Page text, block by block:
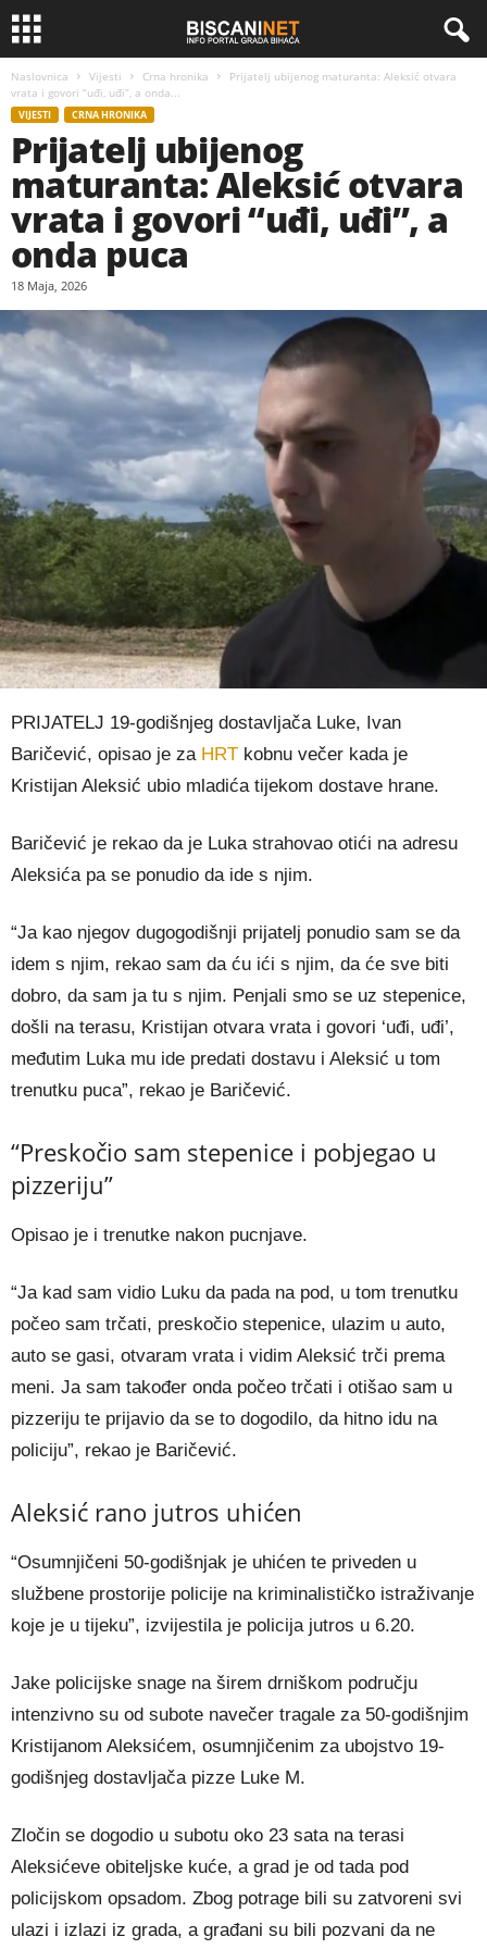
Naslovnica Vijesti Crna hronika
Prijatelj ubijenog maturanta: Aleksić otvara
vrata i govori “uđi, uđi”, a onda...
VIJESTI CRNA HRONIKA
Prijatelj ubijenog
maturanta: Aleksić otvara
vrata i govori “uđi, uđi”, a
onda puca
18 Maja, 2026
PRIJATELJ 19-godišnjeg dostavljača Luke, Ivan
Baričević, opisao je za HRT kobnu večer kada je
Kristijan Aleksić ubio mladića tijekom dostave hrane.
Baričević je rekao da je Luka strahovao otići na adresu
Aleksića pa se ponudio da ide s njim.
“Ja kao njegov dugogodišnji prijatelj ponudio sam se da
idem s njim, rekao sam da ću ići s njim, da će sve biti
dobro, da sam ja tu s njim. Penjali smo se uz stepenice,
došli na terasu, Kristijan otvara vrata i govori ‘uđi, uđi’,
međutim Luka mu ide predati dostavu i Aleksić u tom
trenutku puca”, rekao je Baričević.
“Preskočio sam stepenice i pobjegao u
pizzeriju”
Opisao je i trenutke nakon pucnjave.
“Ja kad sam vidio Luku da pada na pod, u tom trenutku
počeo sam trčati, preskočio stepenice, ulazim u auto,
auto se gasi, otvaram vrata i vidim Aleksić trči prema
meni. Ja sam također onda počeo trčati i otišao sam u
pizzeriju te prijavio da se to dogodilo, da hitno idu na
policiju”, rekao je Baričević.
Aleksić rano jutros uhićen
“Osumnjičeni 50-godišnjak je uhićen te priveden u
službene prostorije policije na kriminalističko istraživanje
koje je u tijeku”, izvijestila je policija jutros u 6.20.
Jake policijske snage na širem drniškom području
intenzivno su od subote navečer tragale za 50-godišnjim
Kristijanom Aleksićem, osumnjičenim za ubojstvo 19-
godišnjeg dostavljača pizze Luke M.
Zločin se dogodio u subotu oko 23 sata na terasi
Aleksićeve obiteljske kuće, a grad je od tada pod
policijskom opsadom. Zbog potrage bili su zatvoreni svi
ulazi i izlazi iz grada, a građani su bili pozvani da ne